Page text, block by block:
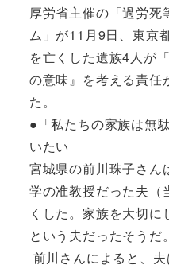
厚労省主催の「過労死
ム」が11月9日、東京
を亡くした遺族4人が
の意味』を考える責任
た。
●「私たちの家族は無
いたい
宮城県の前川珠子さん
学の准教授だった夫（
くした。家族を大切に
という夫だったそうだ。
前川さんによると、